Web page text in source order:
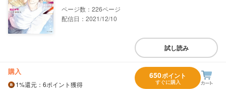
226
配信日：2021/12/10
試し読み
購入
1%還元 ：6ポイント獲得
650ポイント
すぐに購入